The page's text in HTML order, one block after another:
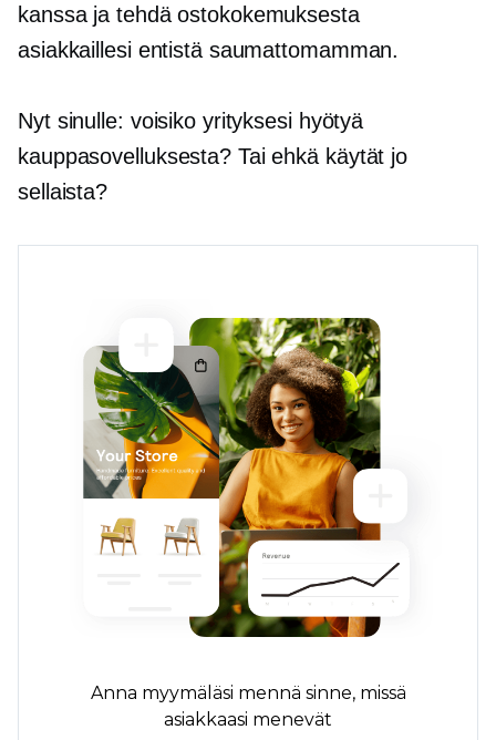
kanssa ja tehdä ostokokemuksesta
asiakkaillesi entistä saumattomamman.
Nyt sinulle: voisiko yrityksesi hyötyä
kauppasovelluksesta? Tai ehkä käytät jo
sellaista?
Anna myymäläsi mennä sinne, missä
asiakkaasi menevät